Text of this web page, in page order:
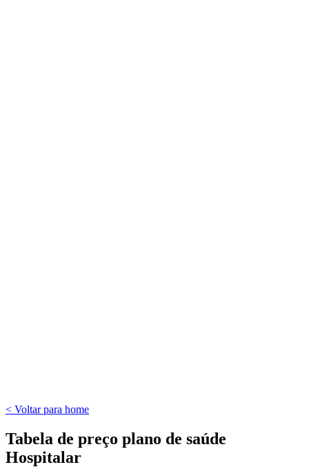
< Voltar para home
Tabela de preço plano de saúde
Hospitalar